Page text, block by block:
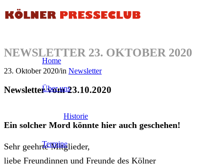
Home
Über uns
Historie
Termine
NEWSLETTER 23. OKTOBER 2020
23. Oktober 2020/in Newsletter
Newsletter vom 23.10.2020
Ein solcher Mord könnte hier auch geschehen!
Sehr geehrte Mitglieder,
liebe Freundinnen und Freunde des Kölner